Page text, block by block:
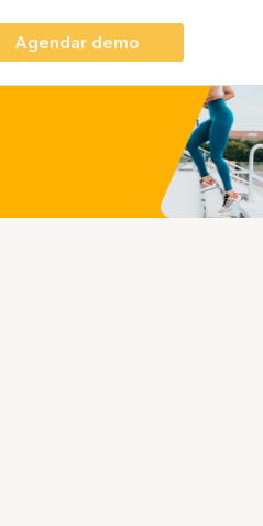
Agendar demo